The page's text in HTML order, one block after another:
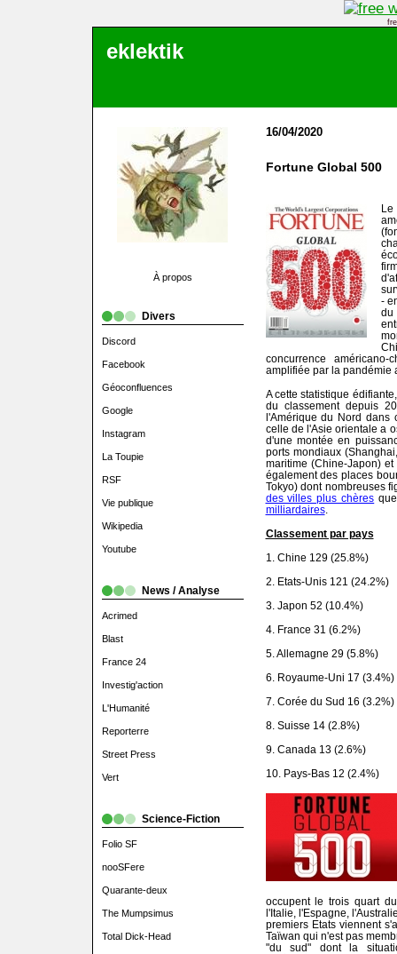
eklektik
À propos
Divers
Discord
Facebook
Géoconfluences
Google
Instagram
La Toupie
RSF
Vie publique
Wikipedia
Youtube
News / Analyse
Acrimed
Blast
France 24
Investig'action
L'Humanité
Reporterre
Street Press
Vert
Science-Fiction
Folio SF
nooSFere
Quarante-deux
The Mumpsimus
Total Dick-Head
16/04/2020
Fortune Global 500
-
concurrence
amplifiée par la pandémie
A cette statistique
du classement depuis
l'Amérique du Nord dans
celle de l'Asie orientale a
d'une montée en
ports mondiaux
maritime (Chine-Japon)
également des places
Tokyo) dont nombreuses
des villes plus chères
milliardaires.
Classement par pays
1. Chine 129 (25.8%)
2. Etats-Unis 121 (24.2%)
3. Japon 52 (10.4%)
4. France 31 (6.2%)
5. Allemagne 29 (5.8%)
6. Royaume-Uni 17 (3.4%)
7. Corée du Sud 16 (3.2%)
8. Suisse 14 (2.8%)
9. Canada 13 (2.6%)
10. Pays-Bas 12 (2.4%)
occupent le trois quart
l'Italie, l'Espagne,
premiers Etats viennent
Taïwan qui n'est pas
"du sud" dont la